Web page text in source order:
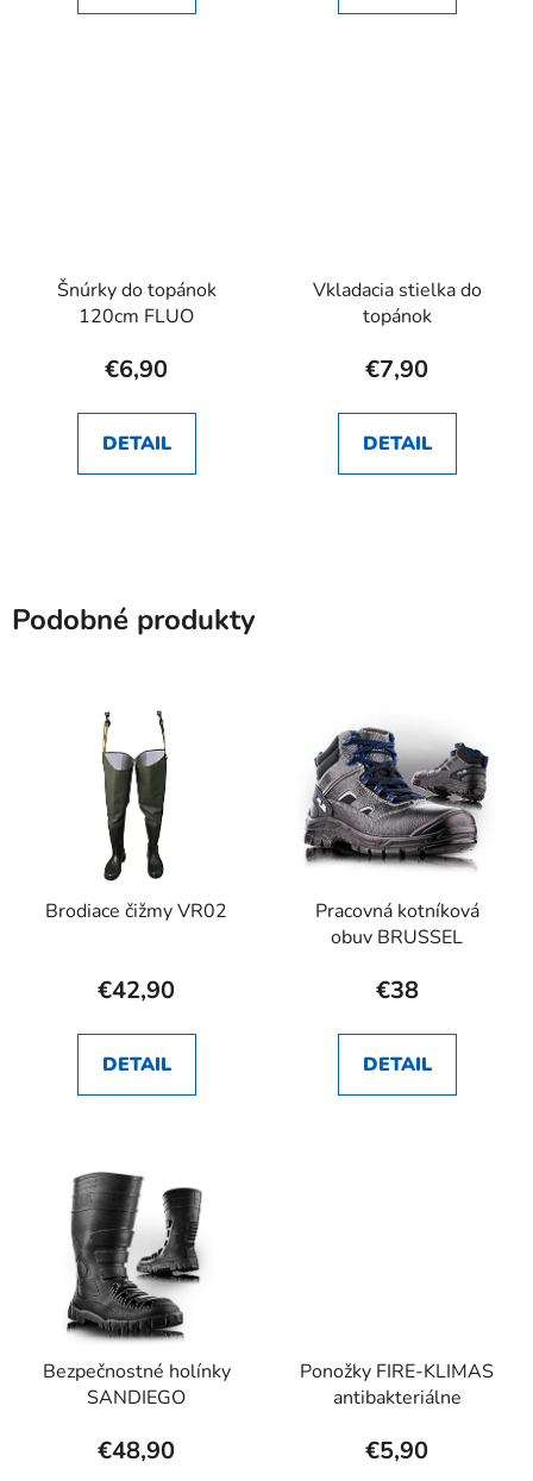
Šnúrky do topánok
120cm FLUO
€6,90
DETAIL
Vkladacia stielka do
topánok
€7,90
DETAIL
Podobné produkty
Brodiace čižmy VR02
€42,90
DETAIL
Pracovná kotníková
obuv BRUSSEL
€38
DETAIL
Bezpečnostné holínky
SANDIEGO
€48,90
Ponožky FIRE-KLIMAS
antibakteriálne
€5,90